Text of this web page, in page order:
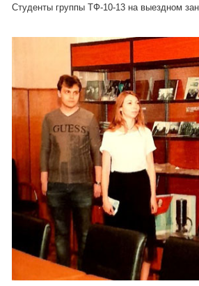
Студенты группы ТФ-10-13 на выездном